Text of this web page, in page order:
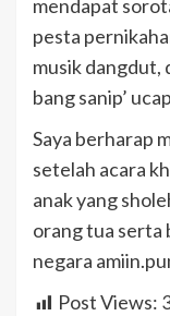
mendapat
pesta
musik dangdut,
bang sanip’
Saya berharap
setelah acara
anak yang
orang tua serta
negara
Post Views: